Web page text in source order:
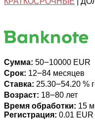
Сумма: 50౼10000 EUR
Срок: 12౼84 месяцев
Ставка: 25.30౼54.20 %
Возраст: 18౼80 лет
Время обработки: 15
Регистрация: 0.01 EUR